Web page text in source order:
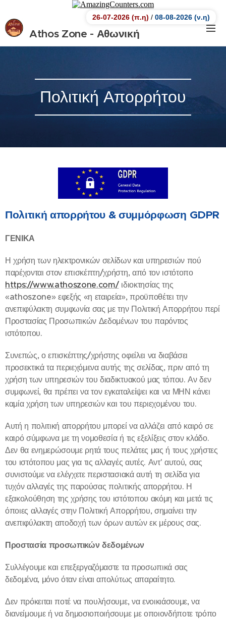
26-07-2026 (π.η) / 08-08-2026 (ν.η)
Athos Zone - Αθωνική
Πολιτική Απορρήτου
Πολιτική απορρήτου & συμμόρφωση GDPR
ΓΕΝΙΚΑ
Η χρήση των ηλεκτρονικών σελίδων και υπηρεσιών πού
παρέχονται στον επισκέπτη/χρήστη, από τον ιστότοπο
https://www.athoszone.com/ιδιοκτησίας της
«athoszone» εφεξής «η εταιρεία», προϋποθέτει την
ανεπιφύλακτη συμφωνία σας με την Πολιτική Απορρήτου περί
Προστασίας Προσωπικών Δεδομένων του παρόντος
ιστότοπου.
Συνεπώς, ο επισκέπτης/χρήστης οφείλει να διαβάσει
προσεκτικά τα περιεχόμενα αυτής της σελίδας, πριν από τη
χρήση των υπηρεσιών του διαδικτυακού μας τόπου. Αν δεν
συμφωνεί, θα πρέπει να τον εγκαταλείψει και να ΜΗΝ κάνει
καμία χρήση των υπηρεσιών και του περιεχομένου του.
Αυτή η πολιτική απορρήτου μπορεί να αλλάζει από καιρό σε
καιρό σύμφωνα με τη νομοθεσία ή τις εξελίξεις στον κλάδο.
Δεν θα ενημερώσουμε ρητά τους πελάτες μας ή τους χρήστες
του ιστότοπου μας για τις αλλαγές αυτές. Αντ' αυτού, σας
συνιστούμε να ελέγχετε περιστασιακά αυτή τη σελίδα για
τυχόν αλλαγές της παρούσας πολιτικής απορρήτου. Η
εξακολούθηση της χρήσης του ιστότοπου ακόμη και μετά τις
όποιες αλλαγές στην Πολιτική Απορρήτου, σημαίνει την
ανεπιφύλακτη αποδοχή των όρων αυτών εκ μέρους σας.
Προστασία προσωπικών δεδομένων
Συλλέγουμε και επεξεργαζόμαστε τα προσωπικά σας
δεδομένα, μόνο όταν είναι απολύτως απαραίτητο.
Δεν πρόκειται ποτέ να πουλήσουμε, να ενοικιάσουμε, να
διανείμουμε ή να δημοσιοποιήσουμε με οποιονδήποτε τρόπο